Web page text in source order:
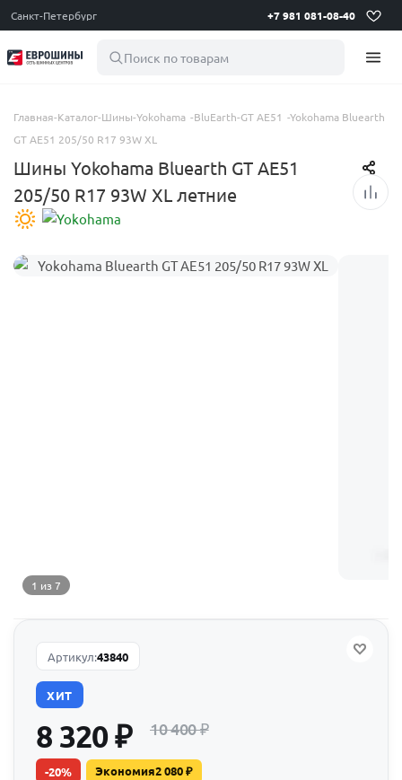
Санкт-Петербург +7 981 081-08-40
Поиск по товарам
Главная-Каталог-Шины-Yokohama -BluEarth-GT AE51 -Yokohama Bluearth
GT AE51 205/50 R17 93W XL
Шины Yokohama Bluearth GT AE51
205/50 R17 93W XL летние
1 из 7
Артикул:43840
ХИТ
8 320₽ 10 400₽
-20% Экономия2 080₽